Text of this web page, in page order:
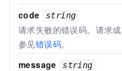
code
string
请求失败的错误码。请求
参见错误码。
message
string